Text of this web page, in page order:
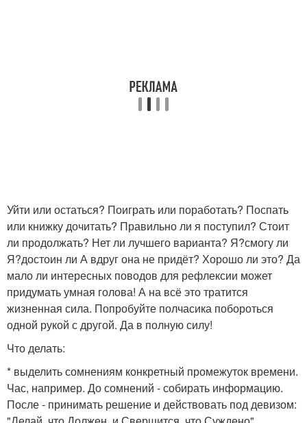
Уйти или остаться? Поиграть или поработать? Поспать
или книжку дочитать? Правильно ли я поступил? Стоит
ли продолжать? Нет ли лучшего варианта? Я?смогу ли
Я?достоин ли А вдруг она не придёт? Хорошо ли это? Да
мало ли интересных поводов для рефлексии может
придумать умная голова! А на всё это тратится
жизненная сила. Попробуйте полчасика побороться
одной рукой с другой. Да в полную силу!
Что делать:
* выделить сомнениям конкретный промежуток времени.
Час, например. До сомнений - собирать информацию.
После - принимать решение и действовать под девизом: